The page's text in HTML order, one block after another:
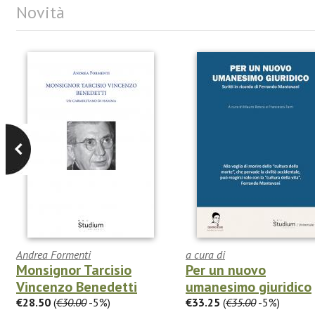
Novità
Andrea Formenti
Monsignor Tarcisio
Vincenzo Benedetti
€28.50 (€30.00-5%)
a cura di
Per un nuovo
umanesimo giuridico
€33.25 (€35.00-5%)